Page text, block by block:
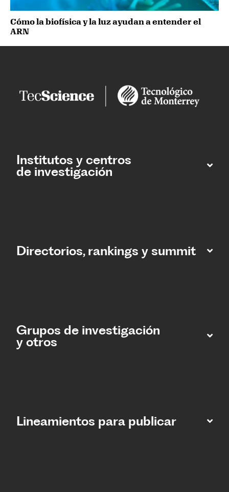
Cómo la biofísica y la luz ayudan a entender el
ARN
Institutos y centros
de investigación
Directorios, rankings y summit
Grupos de investigación
y otros
Lineamientos para publicar